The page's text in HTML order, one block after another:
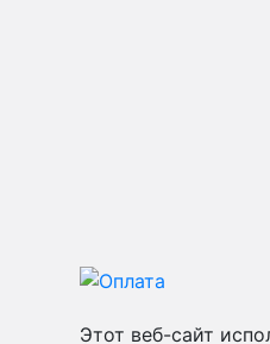
Этот веб-сайт